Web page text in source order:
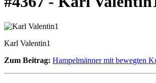
Karl Valentin1
Zum Beitrag: Hampelmänner mit bewegten